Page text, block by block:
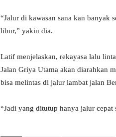
“Jalur di kawasan sana kan banyak
libur,” yakin dia.
Latif menjelaskan, rekayasa lalu
Jalan Griya Utama akan diarahkan
bisa melintas di jalur lambat jalan
“Jadi yang ditutup hanya jalur